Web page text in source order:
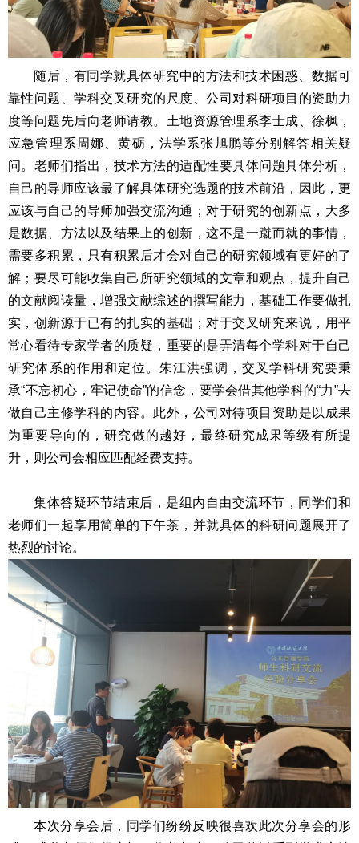
随后，有同学就具体研究中的方法和技术困惑、数据可
靠性问题、学科交叉研究的尺度、公司对科研项目的资助力
度等问题先后向老师请教。土地资源管理系李士成、徐枫，
应急管理系周娜、黄砺，法学系张旭鹏等分别解答相关疑
问。老师们指出，技术方法的适配性要具体问题具体分析，
自己的导师应该最了解具体研究选题的技术前沿，因此，更
应该与自己的导师加强交流沟通；对于研究的创新点，大多
是数据、方法以及结果上的创新，这不是一蹴而就的事情，
需要多积累，只有积累后才会对自己的研究领域有更好的了
解；要尽可能收集自己所研究领域的文章和观点，提升自己
的文献阅读量，增强文献综述的撰写能力，基础工作要做扎
实，创新源于已有的扎实的基础；对于交叉研究来说，用平
常心看待专家学者的质疑，重要的是弄清每个学科对于自己
研究体系的作用和定位。朱江洪强调，交叉学科研究要秉
承“不忘初心，牢记使命”的信念，要学会借其他学科的“力”去
做自己主修学科的内容。此外，公司对待项目资助是以成果
为重要导向的，研究做的越好，最终研究成果等级有所提
升，则公司会相应匹配经费支持。
集体答疑环节结束后，是组内自由交流环节，同学们和
老师们一起享用简单的下午茶，并就具体的科研问题展开了
热烈的讨论。
本次分享会后，同学们纷纷反映很喜欢此次分享会的形